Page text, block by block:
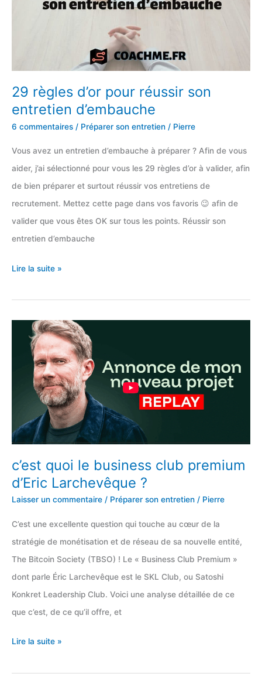
29 règles d’or pour réussir son
entretien d’embauche
6 commentaires / Préparer son entretien / Pierre
Vous avez un entretien d’embauche à préparer ? Afin de vous
aider, j’ai sélectionné pour vous les 29 règles d’or à valider, afin
de bien préparer et surtout réussir vos entretiens de
recrutement. Mettez cette page dans vos favoris 😉 afin de
valider que vous êtes OK sur tous les points. Réussir son
entretien d’embauche
29
d’or
pour
réussir
entretien
d’embauche
Lire la suite »
c’est quoi le business club premium
d’Eric Larchevêque ?
Laisser un commentaire / Préparer son entretien / Pierre
C’est une excellente question qui touche au cœur de la
stratégie de monétisation et de réseau de sa nouvelle entité,
The Bitcoin Society (TBSO) ! Le « Business Club Premium »
dont parle Éric Larchevêque est le SKL Club, ou Satoshi
Konkret Leadership Club. Voici une analyse détaillée de ce
que c’est, de ce qu’il offre, et
c’est
le
Lire la suite »